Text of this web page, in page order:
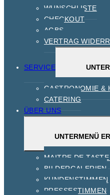
WUNSCHLISTE
CHECKOUT
AGBS
VERTRAG
SERVICE
GASTRONOMIE &
CATERING
ÜBER UNS
UNTERMENÜ
MAITRE DE
BILDERGALERIEN
KUNDENSTIMMEN
PRESSESTIMMEN